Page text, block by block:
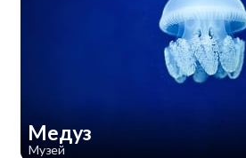
Медуз
Музей